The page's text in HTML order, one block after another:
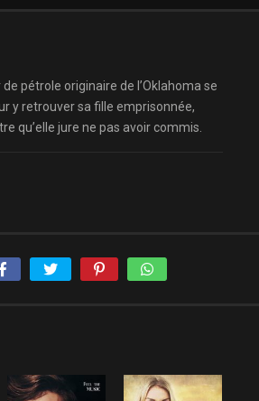
pétrole originaire de l’Oklahoma se
y retrouver sa fille emprisonnée,
qu’elle jure ne pas avoir commis.